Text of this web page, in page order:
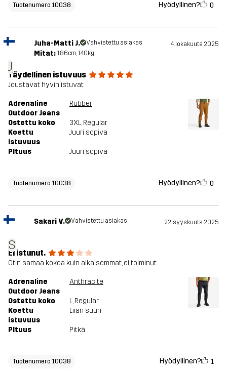
Tuotenumero 10038 Hyödyllinen? 0
J
Juha-Matti J. Vahvistettu asiakas 4. lokakuuta 2025
Mitat: 186cm, 140kg
Täydellinen istuvuus
Joustavat hyvin istuvat
Adrenaline
Outdoor Jeans
Rubber
Ostettu koko 3XL, Regular
Koettu
istuvuus
Juuri sopiva
PItuus Juuri sopiva
Tuotenumero 10038 Hyödyllinen? 0
S
Sakari V. Vahvistettu asiakas 22. syyskuuta 2025
Ei istunut.
Otin samaa kokoa kuin aikaisemmat, ei toiminut.
Adrenaline
Outdoor Jeans
Anthracite
Ostettu koko L, Regular
Koettu
istuvuus
Liian suuri
PItuus Pitkä
Tuotenumero 10038 Hyödyllinen? 1